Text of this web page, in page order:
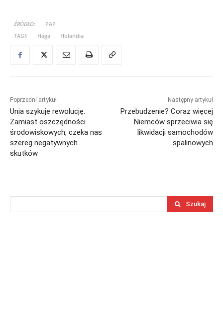
ŹRÓDŁO:
PAP
TAGI:
Haga Holandia
Poprzedni artykuł
Unia szykuje rewolucję.
Zamiast oszczędności
środowiskowych, czeka nas
szereg negatywnych
skutków
Następny artykuł
Przebudzenie? Coraz więcej
Niemców sprzeciwia się
likwidacji samochodów
spalinowych
Szukaj